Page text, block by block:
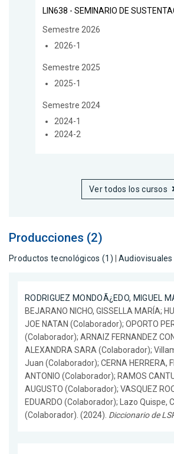
LIN638 - SEMINARIO DE
Semestre 2026
2026-1
Semestre 2025
2025-1
Semestre 2024
2024-1
2024-2
Ver todos los cursos
Producciones (2)
Productos tecnológicos (1) Audiovisuales
RODRIGUEZ MONDOÃ¿EDO, MIGUEL
BEJARANO NICHO, GISSELLA MARÍA;
JOE NATAN (Colaborador); OPORTO
(Colaborador); ARNAIZ FERNANDEZ
ALEXANDRA SARA (Colaborador);
Juan (Colaborador); CERNA HERRERA,
ANTONIO (Colaborador); RAMOS
AUGUSTO (Colaborador); VASQUEZ
EDUARDO (Colaborador); Lazo Quispe,
(Colaborador). (2024). Diccionario de